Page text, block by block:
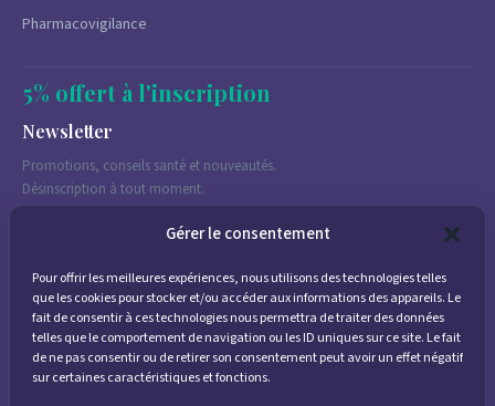
Gérer le consentement
Pour offrir les meilleures expériences, nous utilisons des technologies telles
que les cookies pour stocker et/ou accéder aux informations des appareils. Le
fait de consentir à ces technologies nous permettra de traiter des données
telles que le comportement de navigation ou les ID uniques sur ce site. Le fait
de ne pas consentir ou de retirer son consentement peut avoir un effet négatif
sur certaines caractéristiques et fonctions.
Pharmacovigilance
5% offert à l'inscription
Newsletter
Promotions, conseils santé et nouveautés.
Désinscription à tout moment.
J'accepte de recevoir des emails marketing conformément à la
politique de confidentialité